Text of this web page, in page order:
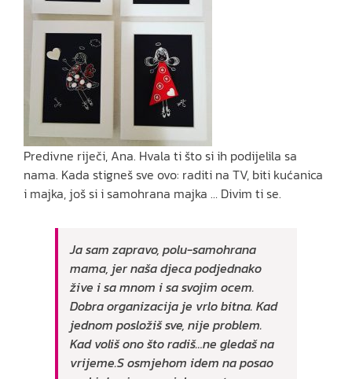
Predivne riječi, Ana. Hvala ti što si ih podijelila sa
nama. Kada stigneš sve ovo: raditi na TV, biti kućanica
i majka, još si i samohrana majka … Divim ti se.
Ja sam zapravo, polu-samohrana
mama, jer naša djeca podjednako
žive i sa mnom i sa svojim ocem.
Dobra organizacija je vrlo bitna. Kad
jednom posložiš sve, nije problem.
Kad voliš ono što radiš…ne gledaš na
vrijeme.S osmjehom idem na posao